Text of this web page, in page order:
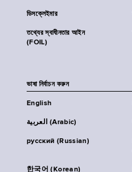
ডিসক্লেইমার
তথ্যের স্বাধীনতার আইন
(FOIL)
ভাষা নির্বাচন করুন
English
العربية (Arabic)
русский (Russian)
한국어 (Korean)